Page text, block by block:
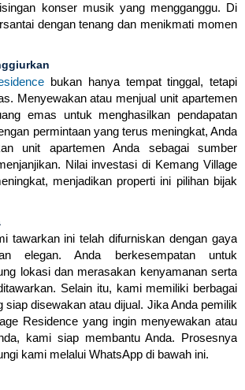
konser musik yang mengganggu. Di
dengan tenang dan menikmati momen
bukan hanya tempat tinggal, tetapi
Menyewakan atau menjual unit apartemen
emas untuk menghasilkan pendapatan
permintaan yang terus meningkat, Anda
unit apartemen Anda sebagai sumber
Nilai investasi di Kemang Village
menjadikan properti ini pilihan bijak
tawarkan ini telah difurniskan dengan gaya
elegan. Anda berkesempatan untuk
lokasi dan merasakan kenyamanan serta
Selain itu, kami memiliki berbagai
siap disewakan atau dijual. Jika Anda pemilik
Residence yang ingin menyewakan atau
kami siap membantu Anda. Prosesnya
kami melalui WhatsApp di bawah ini.